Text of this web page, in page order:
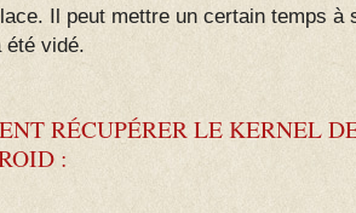
Il peut mettre un certain temps à
été vidé.
RÉCUPÉRER LE KERNEL
: